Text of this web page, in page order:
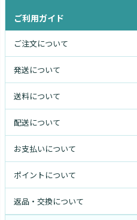
ご利用ガイド
ご注文について
発送について
送料について
配送について
お支払いについて
ポイントについて
返品・交換について